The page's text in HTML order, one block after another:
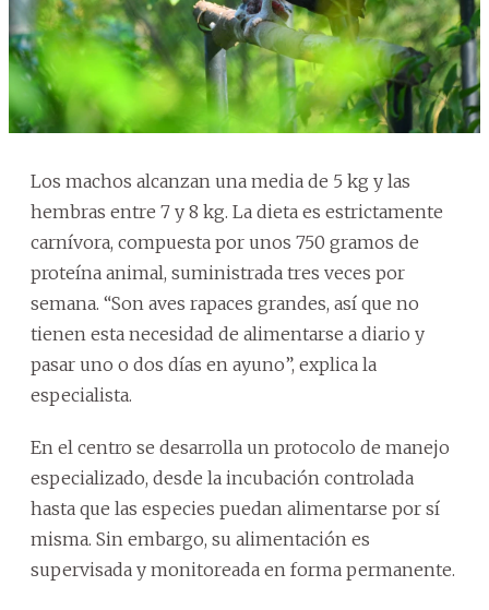
Los machos alcanzan una media de 5 kg y las
hembras entre 7 y 8 kg. La dieta es estrictamente
carnívora, compuesta por unos 750 gramos de
proteína animal, suministrada tres veces por
semana. “Son aves rapaces grandes, así que no
tienen esta necesidad de alimentarse a diario y
pasar uno o dos días en ayuno”, explica la
especialista.
En el centro se desarrolla un protocolo de manejo
especializado, desde la incubación controlada
hasta que las especies puedan alimentarse por sí
misma. Sin embargo, su alimentación es
supervisada y monitoreada en forma permanente.